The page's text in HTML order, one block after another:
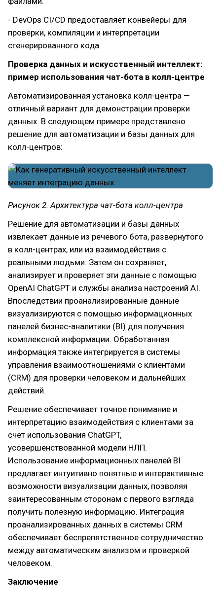
- DevOps CI/CD предоставляет конвейеры для
проверки, компиляции и интерпретации
сгенерированного кода.
Проверка данных и искусственный интеллект:
пример использования чат-бота в колл-центре
Автоматизированная установка колл-центра —
отличный вариант для демонстрации проверки
данных. В следующем примере представлено
решение для автоматизации и базы данных для
колл-центров:
Рисунок 2. Архитектура чат-бота колл-центра
Решение для автоматизации и базы данных
извлекает данные из речевого бота, развернутого
в колл-центрах, или из взаимодействия с
реальными людьми. Затем он сохраняет,
анализирует и проверяет эти данные с помощью
OpenAI ChatGPT и службы анализа настроений AI.
Впоследствии проанализированные данные
визуализируются с помощью информационных
панелей бизнес-аналитики (BI) для получения
комплексной информации. Обработанная
информация также интегрируется в системы
управления взаимоотношениями с клиентами
(CRM) для проверки человеком и дальнейших
действий.
Решение обеспечивает точное понимание и
интерпретацию взаимодействия с клиентами за
счет использования ChatGPT,
усовершенствованной модели НЛП.
Использование информационных панелей BI
предлагает интуитивно понятные и интерактивные
возможности визуализации данных, позволяя
заинтересованным сторонам с первого взгляда
получить полезную информацию. Интеграция
проанализированных данных в системы CRM
обеспечивает беспрепятственное сотрудничество
между автоматическим анализом и проверкой
человеком.
Заключение